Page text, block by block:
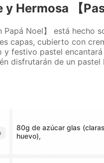
Hermosa 【
Papá Noel】 está
capas, cubierto con
festivo pastel
disfrutarán de un
80g de azúcar glas
huevo),